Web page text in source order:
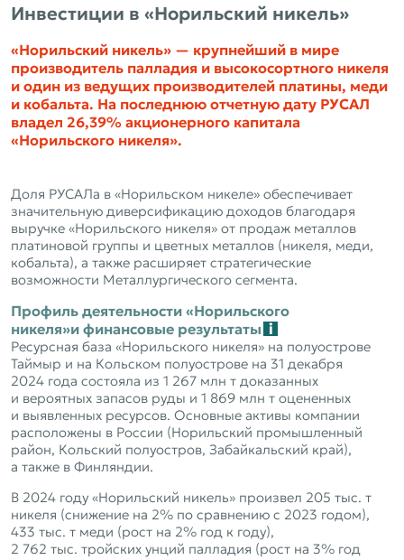
Инвестиции в «Норильский никель»
«Норильский никель» — крупнейший в мире
производитель палладия и высокосортного никеля
и один из ведущих производителей платины, меди
и кобальта. На последнюю отчетную дату РУСАЛ
владел 26,39% акционерного капитала
«Норильского никеля».
Доля РУСАЛа в «Норильском никеле» обеспечивает
значительную диверсификацию доходов благодаря
выручке «Норильского никеля» от продаж металлов
платиновой группы и цветных металлов (никеля, меди,
кобальта), а также расширяет стратегические
возможности Металлургического сегмента.
Профиль деятельности «Норильского
никеля»и финансовые результаты
Ресурсная база «Норильского никеля» на полуострове
Таймыр и на Кольском полуострове на 31 декабря
2024 года состояла из 1 267 млн т доказанных
и вероятных запасов руды и 1 869 млн т оцененных
и выявленных ресурсов. Основные активы компании
расположены в России (Норильский промышленный
район, Кольский полуостров, Забайкальский край),
а также в Финляндии.
В 2024 году «Норильский никель» произвел 205 тыс. т
никеля (снижение на 2% по сравнению с 2023 годом),
433 тыс. т меди (рост на 2% год к году),
2 762 тыс. тройских унций палладия (рост на 3% год